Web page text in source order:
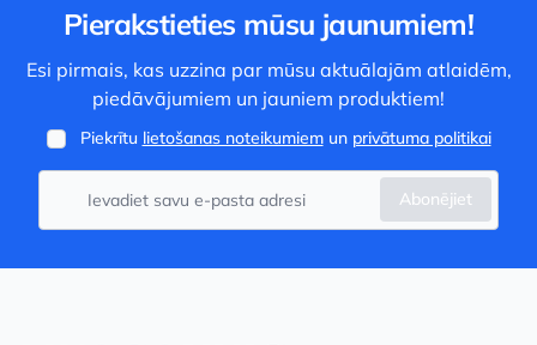
Pierakstieties mūsu jaunumiem!
Esi pirmais, kas uzzina par mūsu aktuālajām atlaidēm,
piedāvājumiem un jauniem produktiem!
Piekrītu lietošanas noteikumiemun privātuma politikai
Abonējiet